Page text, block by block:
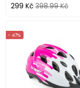
299 Kč 398.99 Kč
- 47%